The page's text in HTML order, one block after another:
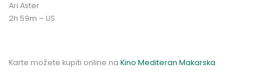
Ari Aster
2h 59m – US
Karte možete kupiti online na Kino Mediteran Makarska